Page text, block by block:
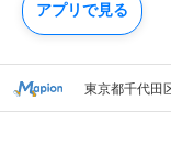
東京都千代田
アプリで見る